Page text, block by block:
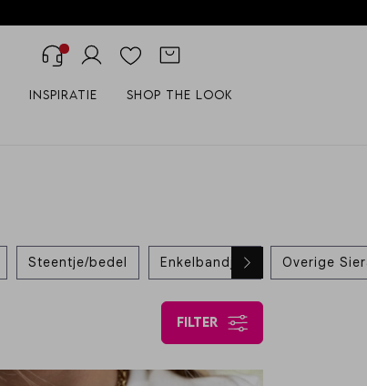
Inspiratie Shop the look
Steentje/bedel Enkelbandjes Overige
filter